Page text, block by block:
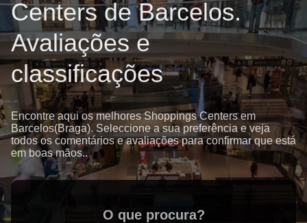
Centers de Barcelos.
Avaliações e
classificações
Encontre aqui os melhores Shoppings Centers em
Barcelos(Braga). Seleccione a sua preferência e veja
todos os comentários e avaliações para confirmar que está
em boas mãos..
O que procura?